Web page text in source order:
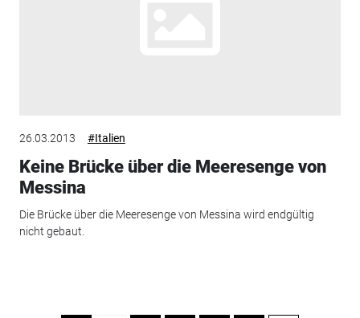
26.03.2013 #Italien
Keine Brücke über die Meeresenge von
Messina
Die Brücke über die Meeresenge von Messina wird endgültig
nicht gebaut.